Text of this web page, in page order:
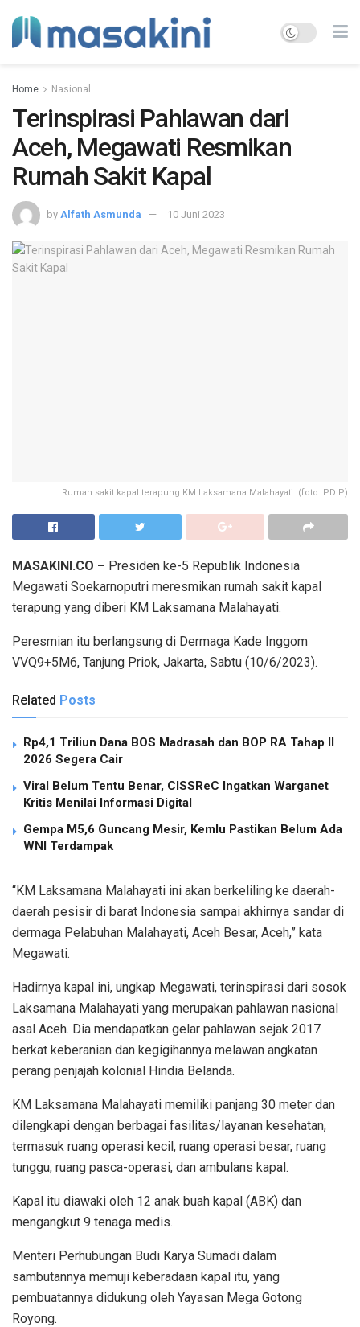
Home Nasional
Terinspirasi Pahlawan dari
Aceh, Megawati Resmikan
Rumah Sakit Kapal
by Alfath Asmunda 10 Juni 2023
Rumah sakit kapal terapung KM Laksamana Malahayati. (foto: PDIP)
MASAKINI.CO – Presiden ke-5 Republik Indonesia
Megawati Soekarnoputri meresmikan rumah sakit kapal
terapung yang diberi KM Laksamana Malahayati.
Peresmian itu berlangsung di Dermaga Kade Inggom
VVQ9+5M6, Tanjung Priok, Jakarta, Sabtu (10/6/2023).
Related Posts
Rp4,1 Triliun Dana BOS Madrasah dan BOP RA Tahap II
2026 Segera Cair
Viral Belum Tentu Benar, CISSReC Ingatkan Warganet
Kritis Menilai Informasi Digital
Gempa M5,6 Guncang Mesir, Kemlu Pastikan Belum Ada
WNI Terdampak
“KM Laksamana Malahayati ini akan berkeliling ke daerah-
daerah pesisir di barat Indonesia sampai akhirnya sandar di
dermaga Pelabuhan Malahayati, Aceh Besar, Aceh,” kata
Megawati.
Hadirnya kapal ini, ungkap Megawati, terinspirasi dari sosok
Laksamana Malahayati yang merupakan pahlawan nasional
asal Aceh. Dia mendapatkan gelar pahlawan sejak 2017
berkat keberanian dan kegigihannya melawan angkatan
perang penjajah kolonial Hindia Belanda.
KM Laksamana Malahayati memiliki panjang 30 meter dan
dilengkapi dengan berbagai fasilitas/layanan kesehatan,
termasuk ruang operasi kecil, ruang operasi besar, ruang
tunggu, ruang pasca-operasi, dan ambulans kapal.
Kapal itu diawaki oleh 12 anak buah kapal (ABK) dan
mengangkut 9 tenaga medis.
Menteri Perhubungan Budi Karya Sumadi dalam
sambutannya memuji keberadaan kapal itu, yang
pembuatannya didukung oleh Yayasan Mega Gotong
Royong.